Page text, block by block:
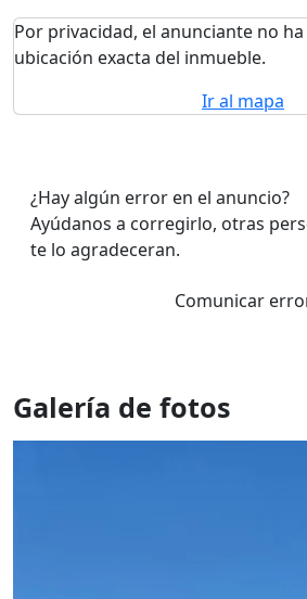
Por privacidad, el anunciante no
ubicación exacta del inmueble.
Ir al mapa
¿Hay algún error en el anuncio?
Ayúdanos a corregirlo, otras
te lo agradeceran.
Comunicar
Galería de fotos